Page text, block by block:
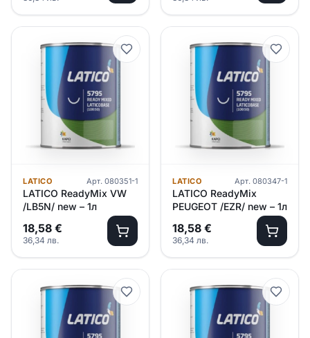
LATICO Арт. 080351-1
LATICO ReadyMix VW
/LB5N/ new – 1л
18,58 €
36,34 лв.
LATICO Арт. 080347-1
LATICO ReadyMix
PEUGEOT /EZR/ new – 1л
18,58 €
36,34 лв.